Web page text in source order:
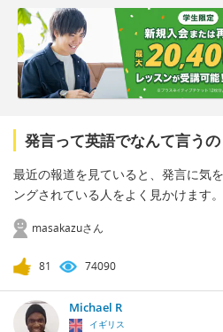
発言って英語でなんて言うの
最近の報道を見ていると、発言に気
ングされている人をよく見かけます。
masakazuさん
81 74090
Michael R
イギリス